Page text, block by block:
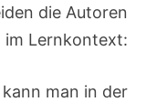
die Autoren
im Lernkontext:
man in der